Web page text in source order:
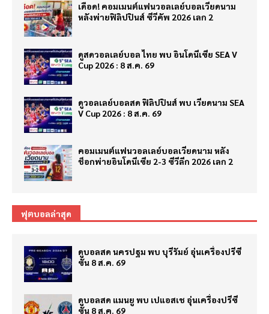
เดือด! คอมเมนต์แฟนวอลเลย์บอลเวียดนาม
หลังพ่ายฟิลิปปินส์ ซีวีคัพ 2026 เลก 2
ดูสดวอลเลย์บอล ไทย พบ อินโดนีเซีย SEA V
Cup 2026 : 8 ส.ค. 69
ดูวอลเลย์บอลสด ฟิลิปปินส์ พบ เวียดนาม SEA
V Cup 2026 : 8 ส.ค. 69
คอมเมนต์แฟนวอลเลย์บอลเวียดนาม หลัง
ช็อกพ่ายอินโดนีเซีย 2-3 ซีวีลีก 2026 เลก 2
ฟุตบอลล่าสุด
ดูบอลสด นครปฐม พบ บุรีรัมย์ อุ่นเครื่องปรีซี
ซั่น 8 ส.ค. 69
ดูบอลสด แมนยู พบ เปแอสเช อุ่นเครื่องปรีซี
ซั่น 8 ส.ค. 69